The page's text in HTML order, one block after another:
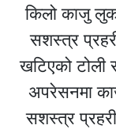
किलो काजु
सशस्त्र
खटिएको टोली
अपरेसनमा
सशस्त्र